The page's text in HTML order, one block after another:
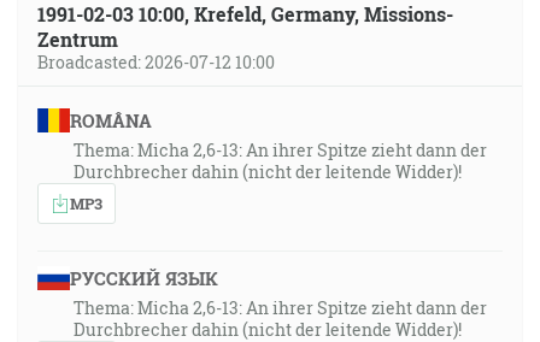
1991-02-03 10:00, Krefeld, Germany, Missions-
Zentrum
Broadcasted: 2026-07-12 10:00
ROMÂNA
Thema: Micha 2,6-13: An ihrer Spitze zieht dann der
Durchbrecher dahin (nicht der leitende Widder)!
MP3
РУССКИЙ ЯЗЫК
Thema: Micha 2,6-13: An ihrer Spitze zieht dann der
Durchbrecher dahin (nicht der leitende Widder)!